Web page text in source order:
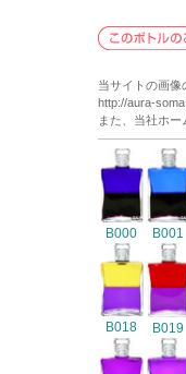
当サイトの画
http://aura-
また、当社ホ
B000 B001
B018 B019